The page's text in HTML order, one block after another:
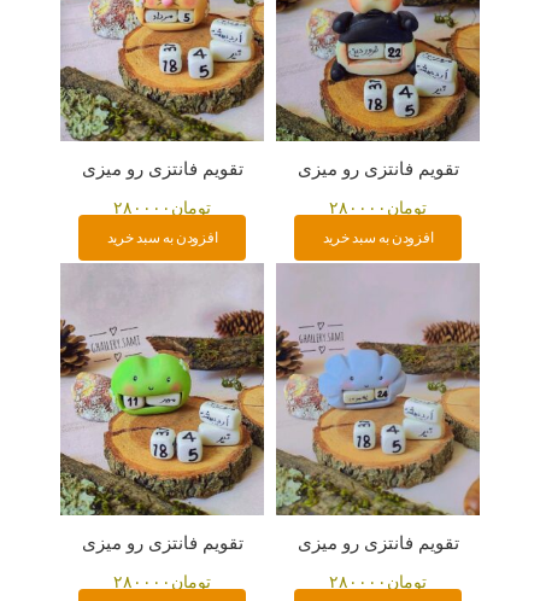
تقویم فانتزی رو میزی
تومان ۲۸۰۰۰۰
افزودن به سبد خرید
تقویم فانتزی رو میزی
تومان ۲۸۰۰۰۰
افزودن به سبد خرید
تقویم فانتزی رو میزی
تومان ۲۸۰۰۰۰
تقویم فانتزی رو میزی
تومان ۲۸۰۰۰۰